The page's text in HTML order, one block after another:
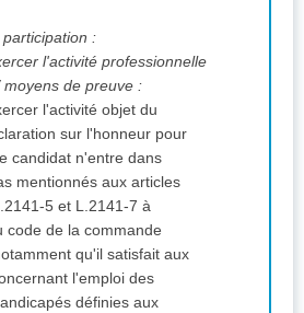
:
l'activité professionnelle
de preuve :
l'activité objet du
sur l'honneur pour
candidat n'entre dans
aux articles
5 et L.2141-7 à
code de la commande
qu'il satisfait aux
l'emploi des
définies aux